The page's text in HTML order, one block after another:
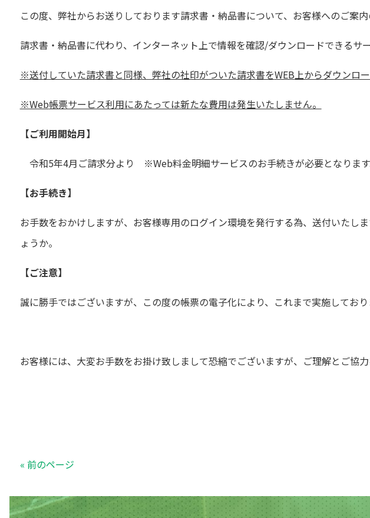
この度、弊社からお送りしております請求書・納品書について、お客様へのご案
請求書・納品書に代わり、インターネット上で情報を確認/ダウンロードできるサ
※送付していた請求書と同様、弊社の社印がついた請求書をWEB上からダウンロ
※Web帳票サービス利用にあたっては新たな費用は発生いたしません。
【ご利用開始月】
令和5年4月ご請求分より ※Web料金明細サービスのお手続きが必要となります
【お手続き】
お手数をおかけしますが、お客様専用のログイン環境を発行する為、送付いたし
ょうか。
【ご注意】
誠に勝手ではございますが、この度の帳票の電子化により、これまで実施してお
お客様には、大変お手数をお掛け致しまして恐縮でございますが、ご理解とご協
« 前のページ